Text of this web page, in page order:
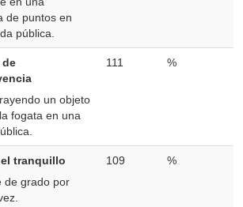
de puntos en
pública.
de
un objeto
fogata en una
111 %
tranquillo
de grado por
109 %